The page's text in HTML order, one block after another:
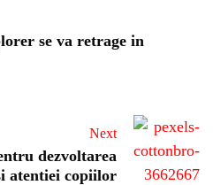
se va retrage in
Next
dezvoltarea
atentiei copiilor